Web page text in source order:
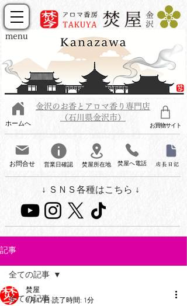
menu
ホームへ
焚屋所在地
営業日確認
お問合せ 焚屋へ電話
お買物サイト
↓ ＳＮＳ各種はこちら ↓
金沢のお香とアロマ香り専門店
（石川県金沢市）
店長日記
記事
全ての記事
全ての記事
焚屋
5月17日 読了時間: 1分